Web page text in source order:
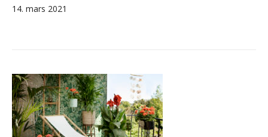
14. mars 2021